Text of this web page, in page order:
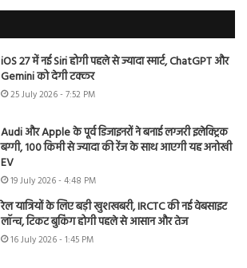
iOS 27 में नई Siri होगी पहले से ज्यादा स्मार्ट, ChatGPT और
Gemini को देगी टक्कर
25 July 2026 - 7:52 PM
Audi और Apple के पूर्व डिजाइनरों ने बनाई लग्जरी इलेक्ट्रिक
बग्गी, 100 किमी से ज्यादा की रेंज के साथ आएगी यह अनोखी
EV
19 July 2026 - 4:48 PM
रेल यात्रियों के लिए बड़ी खुशखबरी, IRCTC की नई वेबसाइट
लॉन्च, टिकट बुकिंग होगी पहले से आसान और तेज
16 July 2026 - 1:45 PM